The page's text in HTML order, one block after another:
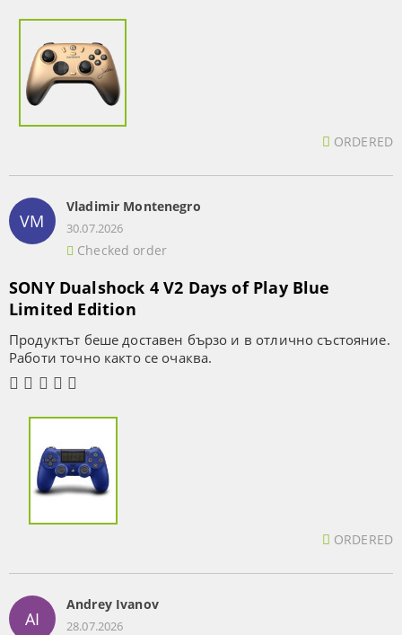
ORDERED
VM
Vladimir Montenegro
30.07.2026
Checked order
SONY Dualshock 4 V2 Days of Play Blue
Limited Edition
Продуктът беше доставен бързо и в отлично състояние.
Работи точно както се очаква.
ORDERED
AI
Andrey Ivanov
28.07.2026